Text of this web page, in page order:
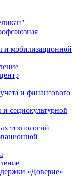
и мобилизационной
и финансового
и социокультурной
технологий
«Доверие»